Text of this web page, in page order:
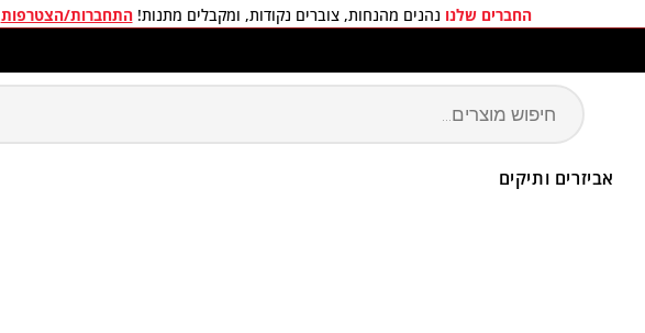
החברים שלנו נהנים מהנחות, צוברים נקודות, ומקבלים מתנות!התחברות/הצטרפות
משלוחים חינם בכל קניה מעל 299 ₪
אביזרים ותיקים